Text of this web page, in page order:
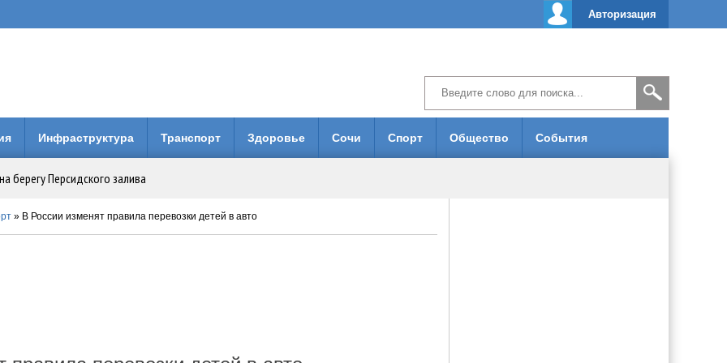
Авторизация
Инфраструктура Транспорт Здоровье Сочи Спорт Общество События
берегу Персидского залива
городская больница получила 3 млн рублей на новое оборудование
вместо него?
» В России изменят правила перевозки детей в авто